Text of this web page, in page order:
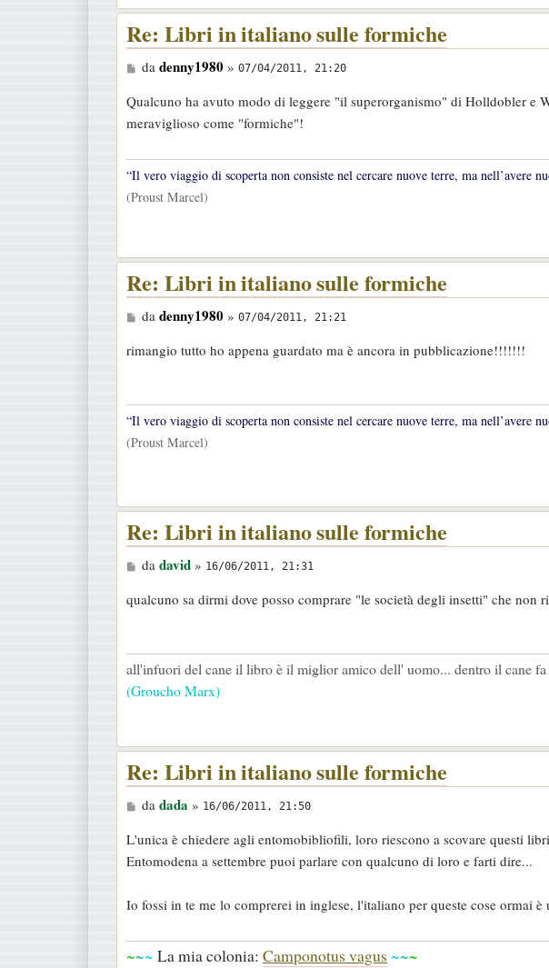
Re: Libri in italiano sulle formiche
M
s
s
g
g
da denny1980» 07/04/2011, 21:20
Qualcuno ha avuto modo di leggere "il superorganismo" di Holldobler e
meraviglioso come "formiche"!
“Il vero viaggio di scoperta non consiste nel cercare nuove terre, ma nell’avere
(Proust Marcel)
Re: Libri in italiano sulle formiche
M
s
a
g
g
da denny1980» 07/04/2011, 21:21
rimangio tutto ho appena guardato ma è ancora in pubblicazione!!!!!!!
“Il vero viaggio di scoperta non consiste nel cercare nuove terre, ma nell’avere
(Proust Marcel)
Re: Libri in italiano sulle formiche
M
s
a
g
g
da david» 16/06/2011, 21:31
qualcuno sa dirmi dove posso comprare "le società degli insetti" che non
all'infuori del cane il libro è il miglior amico dell' uomo... dentro il cane
(Groucho Marx)
Re: Libri in italiano sulle formiche
M
s
s
g
i
da dada » 16/06/2011, 21:50
L'unica è chiedere agli entomobibliofili, loro riescono a scovare questi
Entomodena a settembre puoi parlare con qualcuno di loro e farti dire...
Io fossi in te me lo comprerei in inglese, l'italiano per queste cose ormai è
~~~ La mia colonia: Camponotus vagus ~~~